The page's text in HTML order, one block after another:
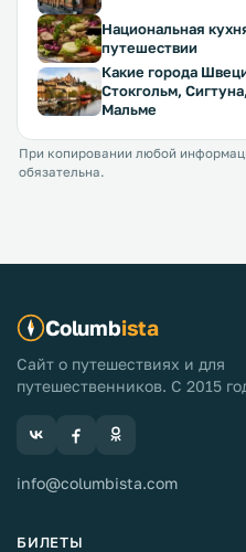
Национальная
путешествии
Какие города
Стокгольм,
Мальме
При копировании любой
обязательна.
Columbista
Сайт о путешествиях и для
путешественников. С 2015
info@columbista.com
БИЛЕТЫ